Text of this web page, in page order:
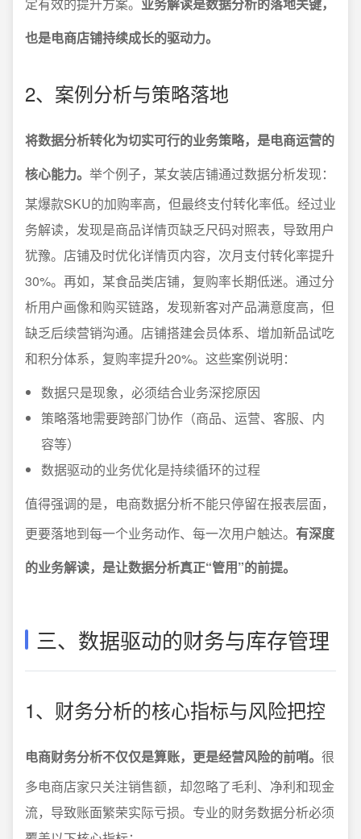
定有效的提升方案。 业务解读是数据分析的落地关键，
也是电商店铺持续成长的驱动力。
2、案例分析与策略落地
将数据分析转化为切实可行的业务策略，是电商运营的
核心能力。 举个例子，某女装店铺通过数据分析发现：
某爆款SKU的加购率高，但最终支付转化率低。经过业
务解读，发现是商品详情页缺乏尺码对照表，导致用户
犹豫。店铺及时优化详情页内容，次月支付转化率提升
30%。再如，某食品类店铺，复购率长期低迷。通过分
析用户画像和购买链路，发现新客对产品满意度高，但
缺乏后续营销沟通。店铺搭建会员体系、增加新品试吃
和积分体系，复购率提升20%。这些案例说明：
数据只是现象，必须结合业务深挖原因
策略落地需要跨部门协作（商品、运营、客服、内
容等）
数据驱动的业务优化是持续循环的过程
值得强调的是，电商数据分析不能只停留在报表层面，
更要落地到每一个业务动作、每一次用户触达。 有深度
的业务解读，是让数据分析真正“管用”的前提。
三、数据驱动的财务与库存管理
1、财务分析的核心指标与风险把控
电商财务分析不仅仅是算账，更是经营风险的前哨。 很
多电商店家只关注销售额，却忽略了毛利、净利和现金
流，导致账面繁荣实际亏损。专业的财务数据分析必须